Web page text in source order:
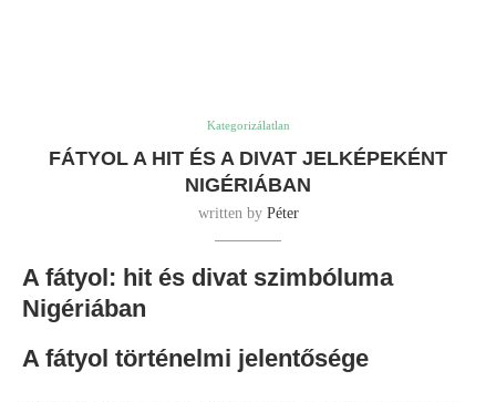
Kategorizálatlan
FÁTYOL A HIT ÉS A DIVAT JELKÉPEKÉNT
NIGÉRIÁBAN
written by Péter
A fátyol: hit és divat szimbóluma
Nigériában
A fátyol történelmi jelentősége